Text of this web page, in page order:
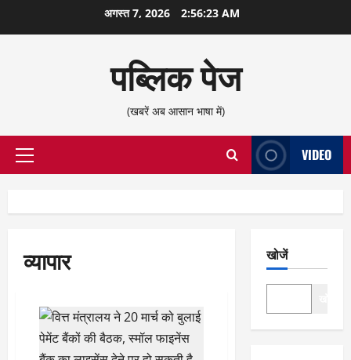
सामग्री
अगस्त 7, 2026 2:56:24 AM
पब्लिक पेज
(खबरें अब आसान भाषा में)
प्राथमिक
VIDEO
व्यापार खोजें